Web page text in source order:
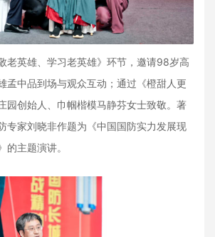
老英雄、学习老英雄》环节，邀请98岁高
孟中品到场与观众互动；通过《橙甜人更
园创始人、巾帼楷模马静芬女士致敬。著
专家刘晓非作题为《中国国防实力发展现
的主题演讲。